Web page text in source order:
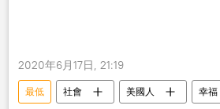
2020年6月17日, 21:19
最低 社會 美國人 幸福